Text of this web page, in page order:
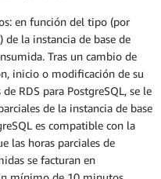
en función del tipo (por
la instancia de base de
Tras un cambio de
inicio o modificación de su
RDS para PostgreSQL, se le
de la instancia de base
es compatible con la
las horas parciales de
se facturan en